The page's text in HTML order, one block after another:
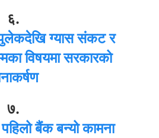
६.
ग्यास संकट र
विषयमा सरकारको
७.
बैंक बन्यो कामना